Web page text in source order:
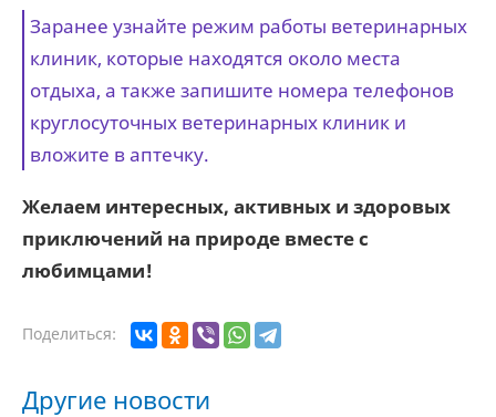
Заранее узнайте режим работы ветеринарных
клиник, которые находятся около места
отдыха, а также запишите номера телефонов
круглосуточных ветеринарных клиник и
вложите в аптечку.
Желаем интересных, активных и здоровых
приключений на природе вместе с
любимцами!
Поделиться:
Другие новости